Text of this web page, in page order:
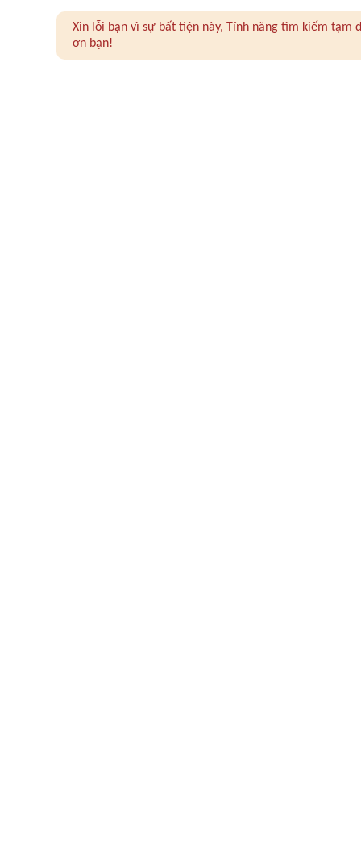
Xin lỗi bạn vì sự bất tiện này, Tính năng tìm kiếm
ơn bạn!